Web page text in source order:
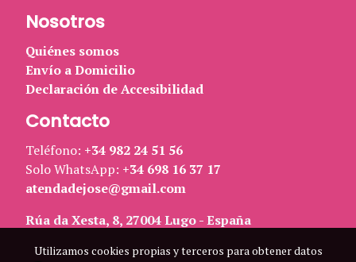
Nosotros
Quiénes somos
Envío a Domicilio
Declaración de Accesibilidad
Contacto
Teléfono: +34 982 24 51 56
Solo WhatsApp: +34 698 16 37 17
atendadejose@gmail.com
Rúa da Xesta, 8, 27004 Lugo - España
Utilizamos cookies propias y terceros para obtener datos